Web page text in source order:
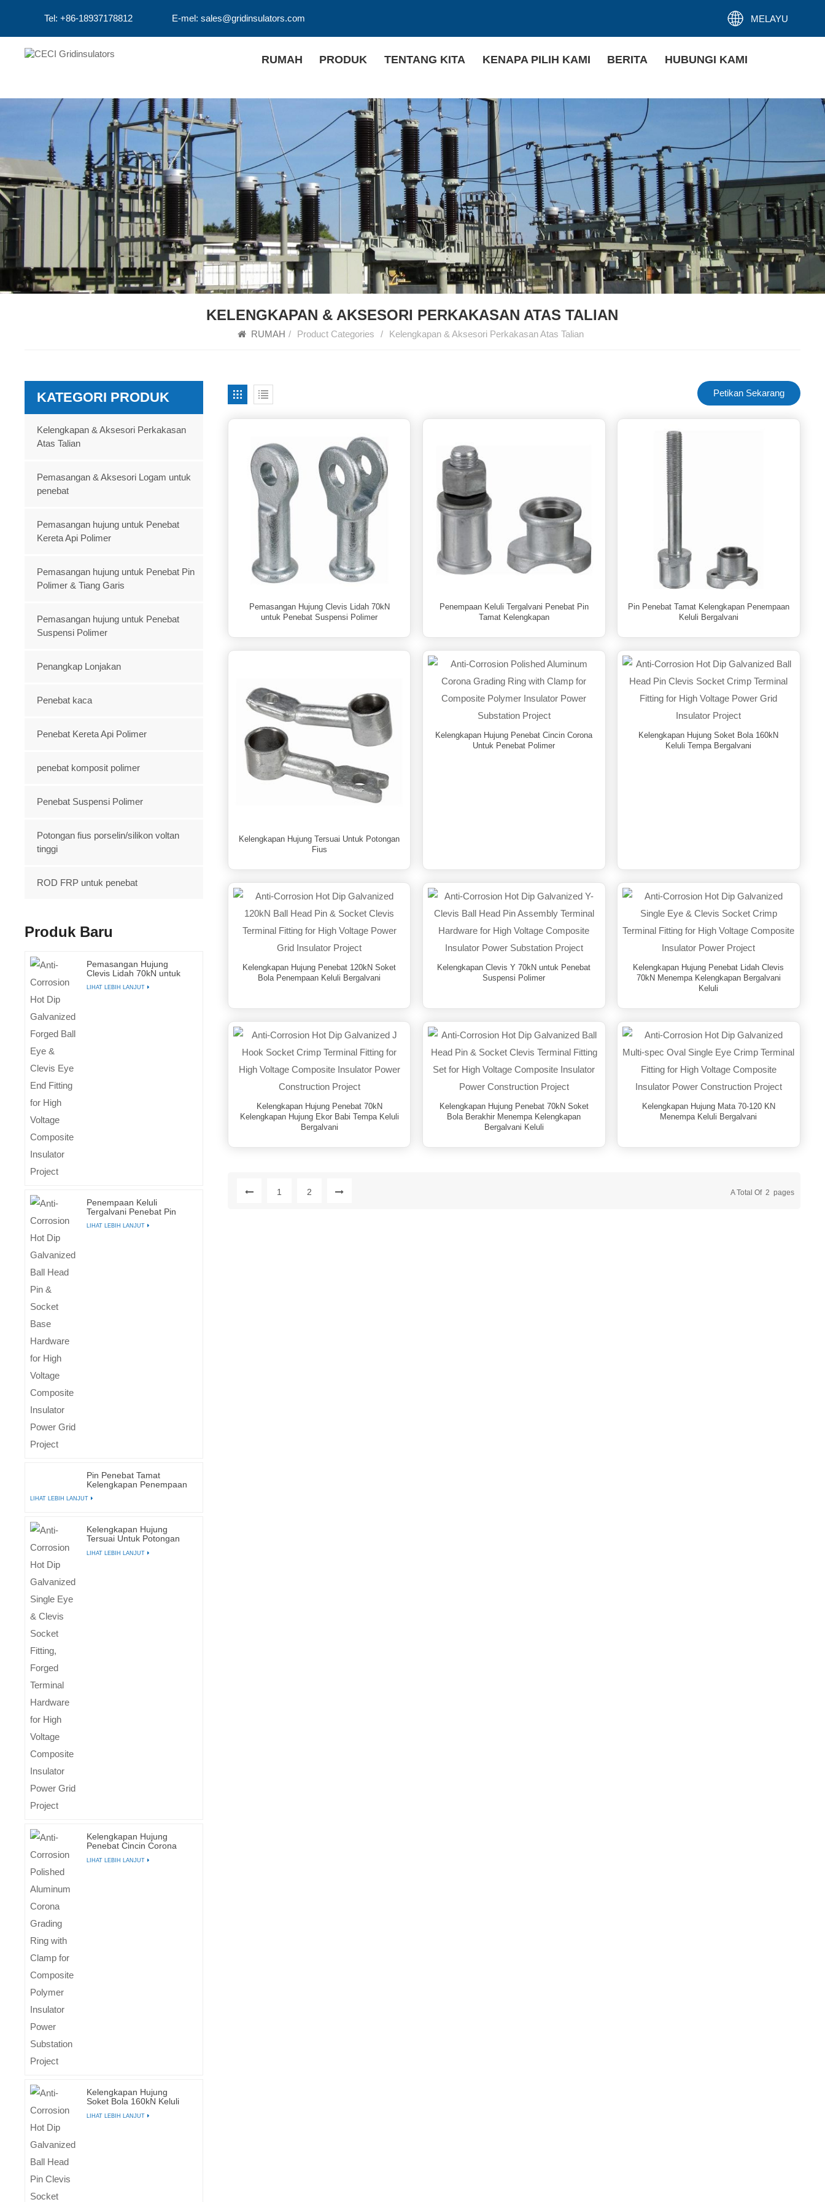
Tel: +86-18937178812 E-mel: sales@gridinsulators.com MELAYU
RUMAH PRODUK TENTANG KITA KENAPA PILIH KAMI BERITA HUBUNGI KAMI
KELENGKAPAN & AKSESORI PERKAKASAN ATAS TALIAN
RUMAH / Product Categories / Kelengkapan & Aksesori Perkakasan Atas Talian
Petikan Sekarang
Pemasangan Hujung Clevis Lidah 70kN
untuk Penebat Suspensi Polimer
Penempaan Keluli Tergalvani Penebat Pin
Tamat Kelengkapan
Pin Penebat Tamat Kelengkapan Penempaan
Keluli Bergalvani
Kelengkapan Hujung Tersuai Untuk Potongan
Fius
Kelengkapan Hujung Penebat Cincin Corona
Untuk Penebat Polimer
Kelengkapan Hujung Soket Bola 160kN
Keluli Tempa Bergalvani
Kelengkapan Hujung Penebat 120kN Soket
Bola Penempaan Keluli Bergalvani
Kelengkapan Clevis Y 70kN untuk Penebat
Suspensi Polimer
Kelengkapan Hujung Penebat Lidah Clevis
70kN Menempa Kelengkapan Bergalvani
Keluli
Kelengkapan Hujung Penebat 70kN
Kelengkapan Hujung Ekor Babi Tempa Keluli
Bergalvani
Kelengkapan Hujung Penebat 70kN Soket
Bola Berakhir Menempa Kelengkapan
Bergalvani Keluli
Kelengkapan Hujung Mata 70-120 KN
Menempa Keluli Bergalvani
1 2 A Total Of 2 Pages
KATEGORI PRODUK
Kelengkapan & Aksesori Perkakasan
Atas Talian
Pemasangan & Aksesori Logam untuk
penebat
Pemasangan hujung untuk Penebat
Kereta Api Polimer
Pemasangan hujung untuk Penebat Pin
Polimer & Tiang Garis
Pemasangan hujung untuk Penebat
Suspensi Polimer
Penangkap Lonjakan
Penebat kaca
Penebat Kereta Api Polimer
penebat komposit polimer
Penebat Suspensi Polimer
Potongan fius porselin/silikon voltan
tinggi
ROD FRP untuk penebat
Produk Baru
Pemasangan Hujung
Clevis Lidah 70kN untuk
LIHAT LEBIH LANJUT
Penempaan Keluli
Tergalvani Penebat Pin
LIHAT LEBIH LANJUT
Pin Penebat Tamat
Kelengkapan Penempaan
LIHAT LEBIH LANJUT
Kelengkapan Hujung
Tersuai Untuk Potongan
LIHAT LEBIH LANJUT
Kelengkapan Hujung
Penebat Cincin Corona
LIHAT LEBIH LANJUT
Kelengkapan Hujung
Soket Bola 160kN Keluli
LIHAT LEBIH LANJUT